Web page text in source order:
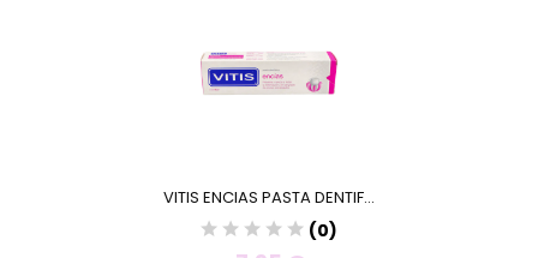
VITIS ENCIAS PASTA DENTIF...
(0)